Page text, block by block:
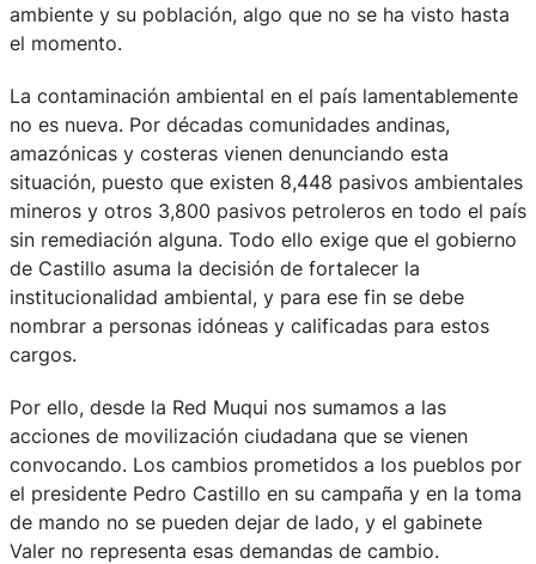
ambiente y su población, algo que no se ha visto hasta
el momento.
La contaminación ambiental en el país lamentablemente
no es nueva. Por décadas comunidades andinas,
amazónicas y costeras vienen denunciando esta
situación, puesto que existen 8,448 pasivos ambientales
mineros y otros 3,800 pasivos petroleros en todo el país
sin remediación alguna. Todo ello exige que el gobierno
de Castillo asuma la decisión de fortalecer la
institucionalidad ambiental, y para ese fin se debe
nombrar a personas idóneas y calificadas para estos
cargos.
Por ello, desde la Red Muqui nos sumamos a las
acciones de movilización ciudadana que se vienen
convocando. Los cambios prometidos a los pueblos por
el presidente Pedro Castillo en su campaña y en la toma
de mando no se pueden dejar de lado, y el gabinete
Valer no representa esas demandas de cambio.